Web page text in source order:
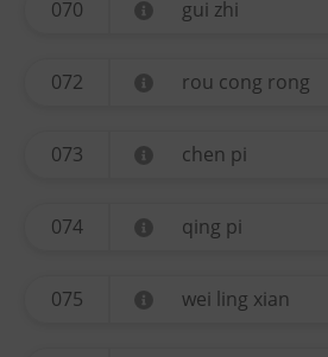
070 gui zhi
072 rou cong rong
073 chen pi
074 qing pi
075 wei ling xian